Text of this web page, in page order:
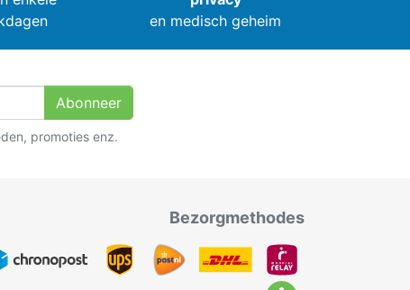
en medisch geheim
Abonneer
promoties enz.
Bezorgmethodes